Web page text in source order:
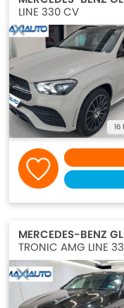
LINE 330 CV
16
MERCEDES-BENZ GL
TRONIC AMG LINE